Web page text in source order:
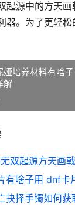
起源中的方天
器。为了更轻松
娅培养材料有啥
解
有啥子用 dnf卡